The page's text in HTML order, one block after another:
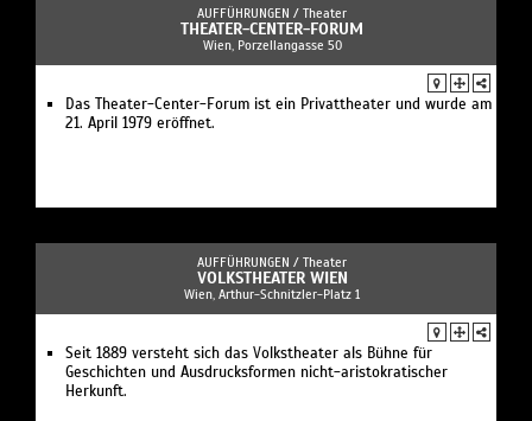
AUFFÜHRUNGEN / Theater
THEATER-CENTER-FORUM
Wien, Porzellangasse 50
Das Theater-Center-Forum ist ein Privattheater und wurde am
21. April 1979 eröffnet.
AUFFÜHRUNGEN / Theater
VOLKSTHEATER WIEN
Wien, Arthur-Schnitzler-Platz 1
Seit 1889 versteht sich das Volkstheater als Bühne für
Geschichten und Ausdrucksformen nicht-aristokratischer
Herkunft.